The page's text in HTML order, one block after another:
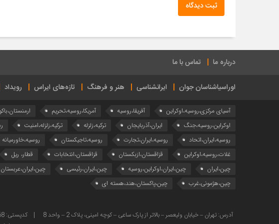
ثبت دیدگاه
درباره ما تماس با ما
اوراسیاشناسان جوان ایرانشناسی هنر و فرهنگ تازه‌های ایراس رویداد
آسیای مرکزی،روسیه،اوکراین آفریقا،روسیه آمریکا،روسیه،تحریم
اوکراین،روسیه،جنگ
ایران،آذربایجان ترکیه،زلزله ترکیه،زلزله،امنیت
روسیه،ایران،اتحاد
روسیه،ایران،تجارت روسیه،تاجیکستان روسیه،خاورمیانه
غلات،روسیه،اوکراین
قزاقستان،ازبکستان قزاقستان،انتخابات قطار، ریل
چین،ایران
چین،ایران،اوکراین،روسیه چین،ایران،رئیسی چین،ایران،عربستان
چین،هژمونی،غرب
چین،پاکستان،هند،هسته ای